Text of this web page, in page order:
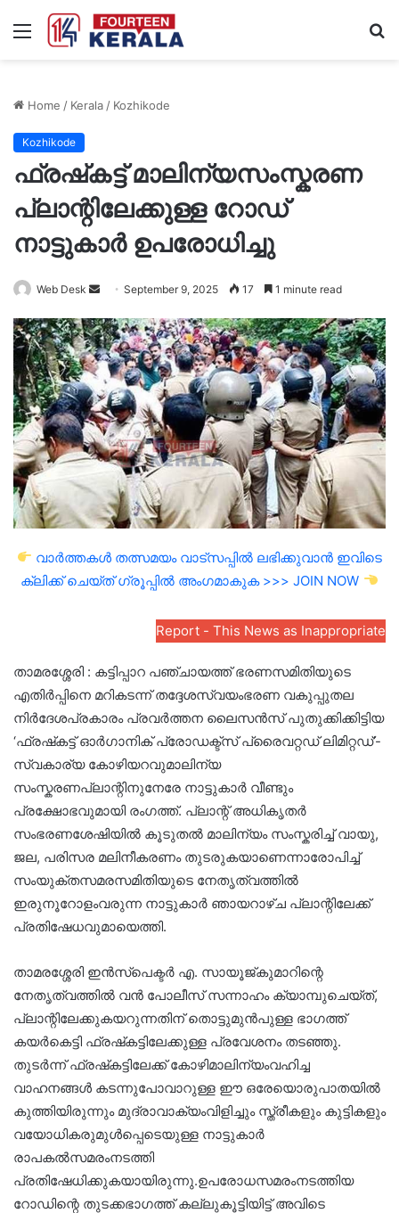
Menu
Home / Kerala/ Kozhikode
Kozhikode
ഫ്രഷ്‌കട്ട് മാലിന്യസംസ്കരണ
പ്ലാന്റിലേക്കുള്ള റോഡ്
നാട്ടുകാർ ഉപരോധിച്ചു
Web Desk
Send
email
September 9, 2025 17 1 minute read
വാർത്തകൾ തത്സമയം വാട്സപ്പിൽ ലഭിക്കുവാൻ ഇവിടെ
ക്ലിക്ക് ചെയ്ത് ഗ്രൂപ്പിൽ അംഗമാകുക >>> JOIN NOW
Report - This News as Inappropriate
താമരശ്ശേരി : കട്ടിപ്പാറ പഞ്ചായത്ത് ഭരണസമിതിയുടെ
എതിർപ്പിനെ മറികടന്ന് തദ്ദേശസ്വയംഭരണ വകുപ്പുതല
നിർദേശപ്രകാരം പ്രവർത്തന ലൈസൻസ് പുതുക്കിക്കിട്ടിയ
‘ഫ്രഷ്‌കട്ട് ഓർഗാനിക് പ്രോഡക്ട്സ് പ്രൈവറ്റഡ് ലിമിറ്റഡ്’-
സ്വകാര്യ കോഴിയറവുമാലിന്യ
സംസ്കരണപ്ലാന്റിനുനേരേ നാട്ടുകാർ വീണ്ടും
പ്രക്ഷോഭവുമായി രംഗത്ത്. പ്ലാന്റ് അധികൃതർ
സംഭരണശേഷിയിൽ കൂടുതൽ മാലിന്യം സംസ്കരിച്ച് വായു,
ജല, പരിസര മലിനീകരണം തുടരുകയാണെന്നാരോപിച്ച്
സംയുക്തസമരസമിതിയുടെ നേതൃത്വത്തിൽ
ഇരുനൂറോളംവരുന്ന നാട്ടുകാർ ഞായറാഴ്ച പ്ലാന്റിലേക്ക്
പ്രതിഷേധവുമായെത്തി.
താമരശ്ശേരി ഇൻസ്പെക്ടർ എ. സായൂജ്കുമാറിന്റെ
നേതൃത്വത്തിൽ വൻ പോലീസ് സന്നാഹം ക്യാമ്പുചെയ്ത്,
പ്ലാന്റിലേക്കുകയറുന്നതിന് തൊട്ടുമുൻപുള്ള ഭാഗത്ത്
കയർകെട്ടി ഫ്രഷ്‌കട്ടിലേക്കുള്ള പ്രവേശനം തടഞ്ഞു.
തുടർന്ന് ഫ്രഷ്‌കട്ടിലേക്ക് കോഴിമാലിന്യംവഹിച്ച
വാഹനങ്ങൾ കടന്നുപോവാറുള്ള ഈ ഒരേയൊരുപാതയിൽ
കുത്തിയിരുന്നും മുദ്രാവാക്യംവിളിച്ചും സ്ത്രീകളും കുട്ടികളും
വയോധികരുമുൾപ്പെടെയുള്ള നാട്ടുകാർ
രാപകൽസമരംനടത്തി
പ്രതിഷേധിക്കുകയായിരുന്നു.ഉപരോധസമരംനടത്തിയ
റോഡിന്റെ തുടക്കഭാഗത്ത് കല്ലുകൂട്ടിയിട്ട് അവിടെ